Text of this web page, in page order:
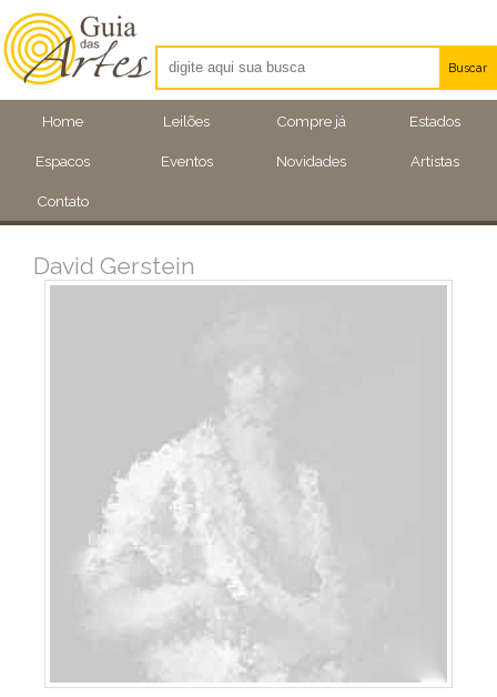
Home Leilões Compre já Estados
Espacos Eventos Novidades Artistas
Contato
Buscar
Artistas
Eventos
David Gerstein